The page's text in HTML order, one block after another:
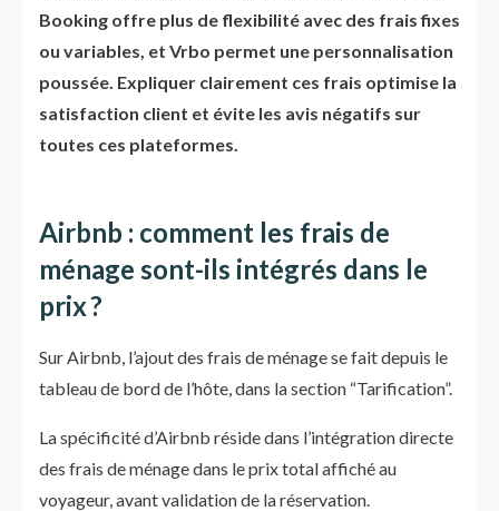
Booking offre plus de flexibilité avec des frais fixes
ou variables, et Vrbo permet une personnalisation
poussée. Expliquer clairement ces frais optimise la
satisfaction client et évite les avis négatifs sur
toutes ces plateformes.
Airbnb : comment les frais de
ménage sont-ils intégrés dans le
prix ?
Sur Airbnb, l’ajout des frais de ménage se fait depuis le
tableau de bord de l’hôte, dans la section “Tarification”.
La spécificité d’Airbnb réside dans l’intégration directe
des frais de ménage dans le prix total affiché au
voyageur, avant validation de la réservation.